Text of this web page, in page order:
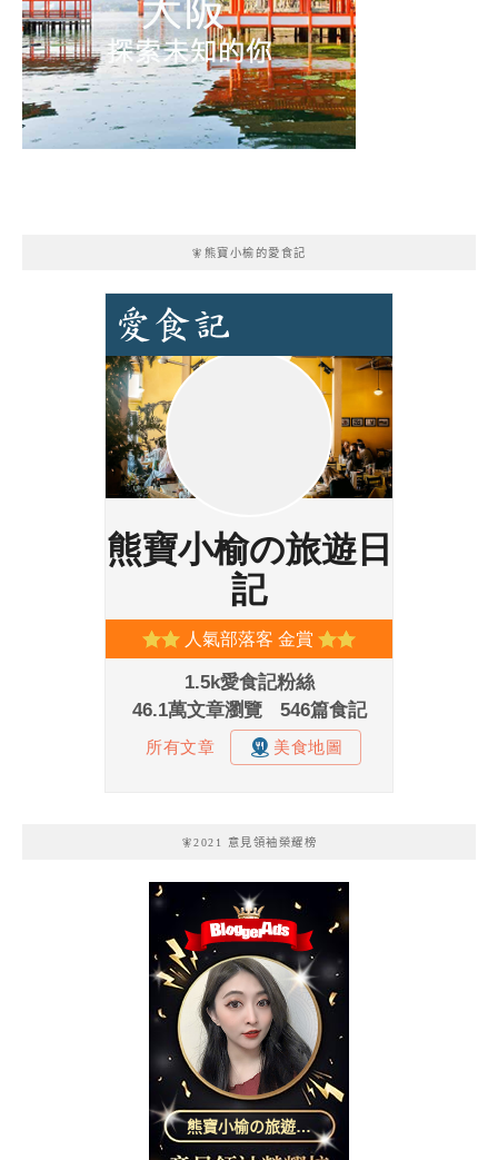
🧚熊寶小榆的愛食記
🧚2021 意見領袖榮耀榜
熊寶小榆の旅遊日
記